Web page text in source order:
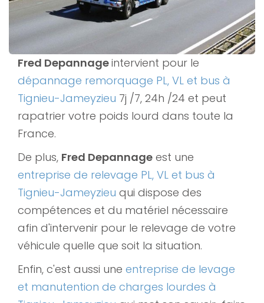
Fred Depannageintervient pour le
dépannage remorquage PL, VL et bus à
Tignieu-Jameyzieu 7j /7, 24h /24 et peut
rapatrier votre poids lourd dans toute la
France.
De plus, Fred Depannage est une
entreprise de relevage PL, VL et bus à
Tignieu-Jameyzieu qui dispose des
compétences et du matériel nécessaire
afin d'intervenir pour le relevage de votre
véhicule quelle que soit la situation.
Enfin, c'est aussi une entreprise de levage
et manutention de charges lourdes à